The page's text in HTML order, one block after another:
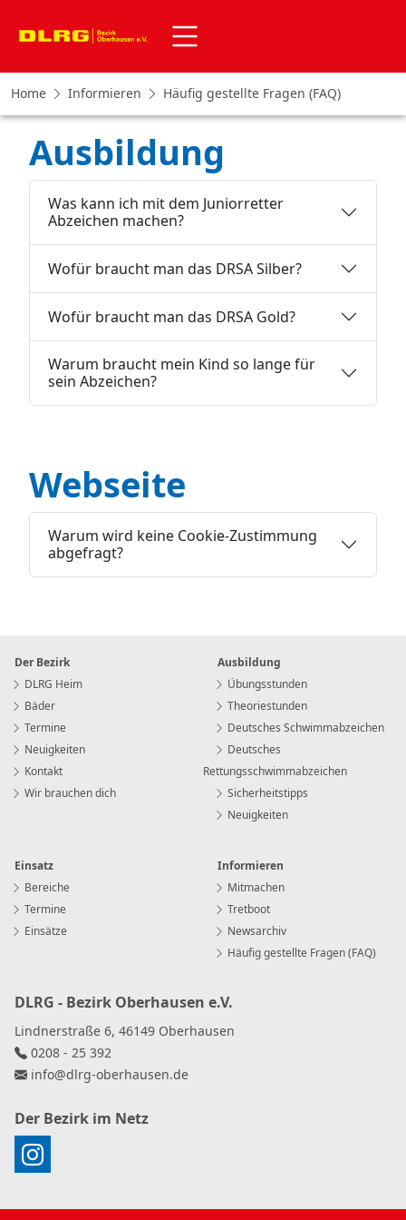
Home Informieren Häufig gestellte Fragen (FAQ)
Ausbildung
Was kann ich mit dem Juniorretter
Abzeichen machen?
Wofür braucht man das DRSA Silber?
Wofür braucht man das DRSA Gold?
Warum braucht mein Kind so lange für
sein Abzeichen?
Webseite
Warum wird keine Cookie-Zustimmung
abgefragt?
Der Bezirk
DLRG Heim
Bäder
Termine
Neuigkeiten
Kontakt
Wir brauchen dich
Ausbildung
Übungsstunden
Theoriestunden
Deutsches Schwimmabzeichen
Deutsches
Rettungsschwimmabzeichen
Sicherheitstipps
Neuigkeiten
Einsatz
Bereiche
Termine
Einsätze
Informieren
Mitmachen
Tretboot
Newsarchiv
Häufig gestellte Fragen (FAQ)
DLRG - Bezirk Oberhausen e.V.
Lindnerstraße 6, 46149 Oberhausen
0208 - 25 392
info@dlrg-oberhausen.de
Der Bezirk im Netz